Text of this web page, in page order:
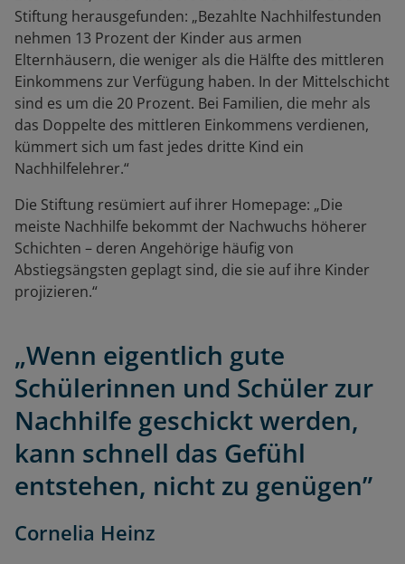
Stiftung herausgefunden: „Bezahlte Nachhilfestunden
nehmen 13 Prozent der Kinder aus armen
Elternhäusern, die weniger als die Hälfte des mittleren
Einkommens zur Verfügung haben. In der Mittelschicht
sind es um die 20 Prozent. Bei Familien, die mehr als
das Doppelte des mittleren Einkommens verdienen,
kümmert sich um fast jedes dritte Kind ein
Nachhilfelehrer.“
Die Stiftung resümiert auf ihrer Homepage: „Die
meiste Nachhilfe bekommt der Nachwuchs höherer
Schichten – deren Angehörige häufig von
Abstiegsängsten geplagt sind, die sie auf ihre Kinder
projizieren.“
„Wenn eigentlich gute
Schülerinnen und Schüler zur
Nachhilfe geschickt werden,
kann schnell das Gefühl
entstehen, nicht zu genügen”
Cornelia Heinz